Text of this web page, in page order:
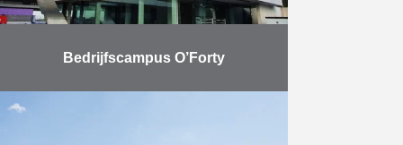
Bedrijfscampus O’Forty